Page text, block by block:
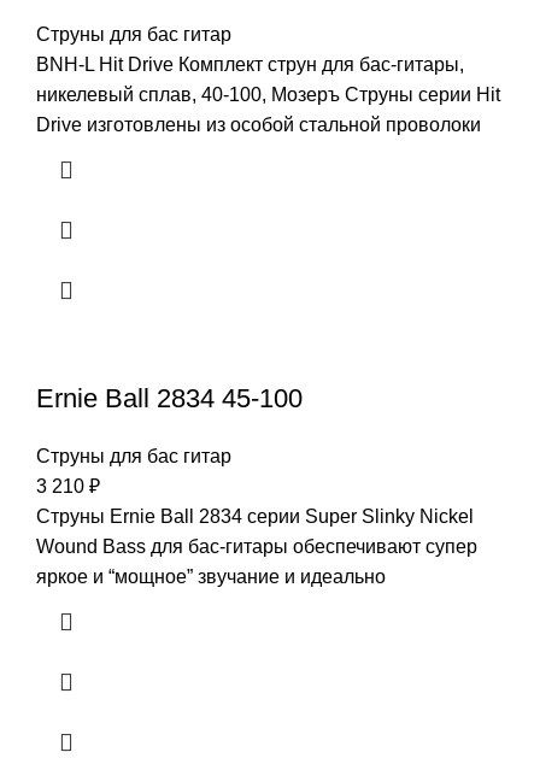
Струны для бас гитар
BNH-L Hit Drive Комплект струн для бас-гитары,
никелевый сплав, 40-100, Мозеръ Струны серии Hit
Drive изготовлены из особой стальной проволоки
Ernie Ball 2834 45-100
Струны для бас гитар
3 210 ₽
Струны Ernie Ball 2834 серии Super Slinky Nickel
Wound Bass для бас-гитары обеспечивают супер
яркое и “мощное” звучание и идеально